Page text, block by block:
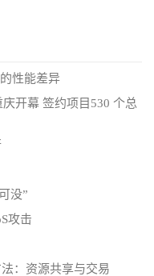
性能差异
开幕 签约项目530 个总
没”
攻击
：资源共享与交易